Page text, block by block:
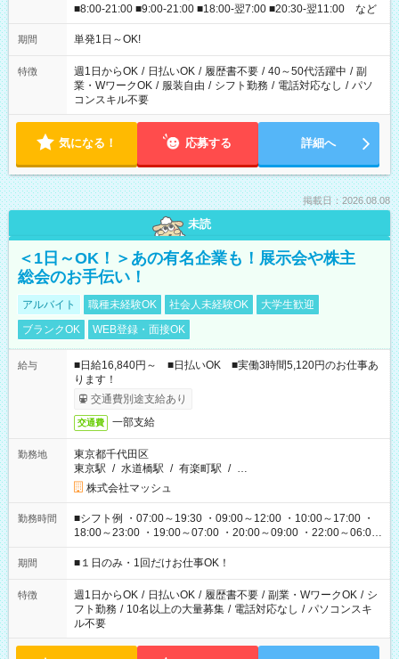
■8:00-21:00 ■9:00-21:00 ■18:00-翌7:00 ■20:30-翌11:00 など
期間 単発1日～OK!
特徴 週1日からOK / 日払いOK / 履歴書不要 / 40～50代活躍中 / 副
業・WワークOK / 服装自由 / シフト勤務 / 電話対応なし / パソ
コンスキル不要
気になる！ 応募する 詳細へ
掲載日：2026.08.08
未読
＜1日～OK！＞あの有名企業も！展示会や株主
総会のお手伝い！
アルバイト 職種未経験OK 社会人未経験OK
大学生歓迎
ブランクOK
WEB登録・面接OK
給与
■日給16,840円～ ■日払いOK ■実働3時間5,120円のお仕事あ
ります！
交通費別途支給あり
交通費 一部支給
勤務地
東京都千代田区
東京駅 / 水道橋駅 / 有楽町駅 / …
株式会社マッシュ
勤務時間
■シフト例 ・07:00～19:30 ・09:00～12:00 ・10:00～17:00 ・
18:00～23:00 ・19:00～07:00 ・20:00～09:00 ・22:00～06:00
etc ★最短で3時間で5,120円のお仕事から 15時間で2万円近く稼
げるお仕事も！ ご希望のお時間に合わせてご紹介！ ※シフトは
ください！
期間 ■１日のみ・1回だけお仕事OK！
特徴 週1日からOK / 日払いOK / 履歴書不要 / 副業・WワークOK / シ
フト勤務 / 10名以上の大量募集 / 電話対応なし / パソコンスキ
ル不要